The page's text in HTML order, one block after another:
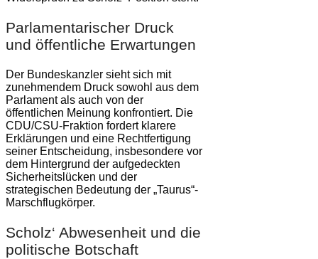
Parlamentarischer Druck
und öffentliche Erwartungen
Der Bundeskanzler sieht sich mit
zunehmendem Druck sowohl aus dem
Parlament als auch von der
öffentlichen Meinung konfrontiert. Die
CDU/CSU-Fraktion fordert klarere
Erklärungen und eine Rechtfertigung
seiner Entscheidung, insbesondere vor
dem Hintergrund der aufgedeckten
Sicherheitslücken und der
strategischen Bedeutung der „Taurus“-
Marschflugkörper.
Scholz‘ Abwesenheit und die
politische Botschaft